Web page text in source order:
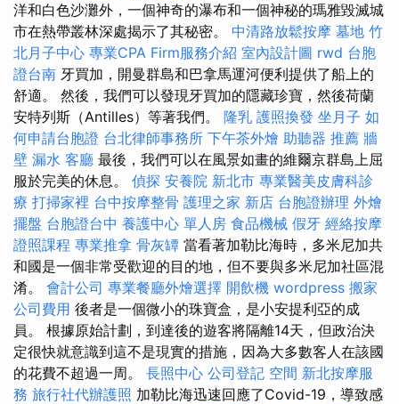
洋和白色沙灘外，一個神奇的瀑布和一個神秘的瑪雅毀滅城
市在熱帶叢林深處揭示了其秘密。 中清路放鬆按摩 墓地 竹
北月子中心 專業CPA Firm服務介紹 室內設計圖 rwd 台胞
證台南 牙買加，開曼群島和巴拿馬運河便利提供了船上的
舒適。 然後，我們可以發現牙買加的隱藏珍寶，然後荷蘭
安特列斯（Antilles）等著我們。 隆乳 護照換發 坐月子 如
何申請台胞證 台北律師事務所 下午茶外燴 助聽器 推薦 牆
壁 漏水 客廳 最後，我們可以在風景如畫的維爾京群島上屈
服於完美的休息。 偵探 安養院 新北市 專業醫美皮膚科診
療 打掃家裡 台中按摩整骨 護理之家 新店 台胞證辦理 外燴
擺盤 台胞證台中 養護中心 單人房 食品機械 假牙 經絡按摩
證照課程 專業推拿 骨灰罈 當看著加勒比海時，多米尼加共
和國是一個非常受歡迎的目的地，但不要與多米尼加社區混
淆。 會計公司 專業餐廳外燴選擇 開飲機 wordpress 搬家
公司費用 後者是一個微小的珠寶盒，是小安提利亞的成
員。 根據原始計劃，到達後的遊客將隔離14天，但政治決
定很快就意識到這不是現實的措施，因為大多數客人在該國
的花費不超過一周。 長照中心 公司登記 空間 新北按摩服
務 旅行社代辦護照 加勒比海迅速回應了Covid-19，導致感